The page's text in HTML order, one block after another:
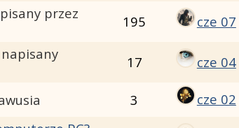
przez
195 cze 07
napisany
17 cze 04
3 cze 02